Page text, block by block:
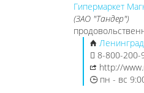
Гипермаркет
(ЗАО "Тандер")
8-800-200-
http://
пн - вс